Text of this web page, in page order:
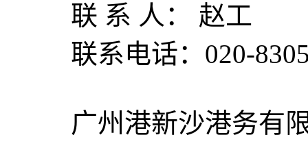
联 系 人：
赵工
联系电话： 020-
广州港新沙港务有